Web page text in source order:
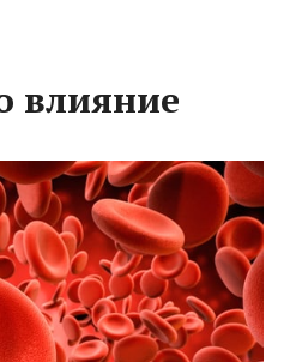
влияние